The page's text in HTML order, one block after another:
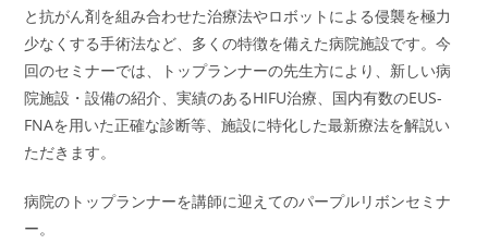
と抗がん剤を組み合わせた治療法やロボットによる侵襲を極力
少なくする手術法など、多くの特徴を備えた病院施設です。今
回のセミナーでは、トップランナーの先生方により、新しい病
院施設・設備の紹介、実績のあるHIFU治療、国内有数のEUS-
FNAを用いた正確な診断等、施設に特化した最新療法を解説い
ただきます。
病院のトップランナーを講師に迎えてのパープルリボンセミナ
ー。